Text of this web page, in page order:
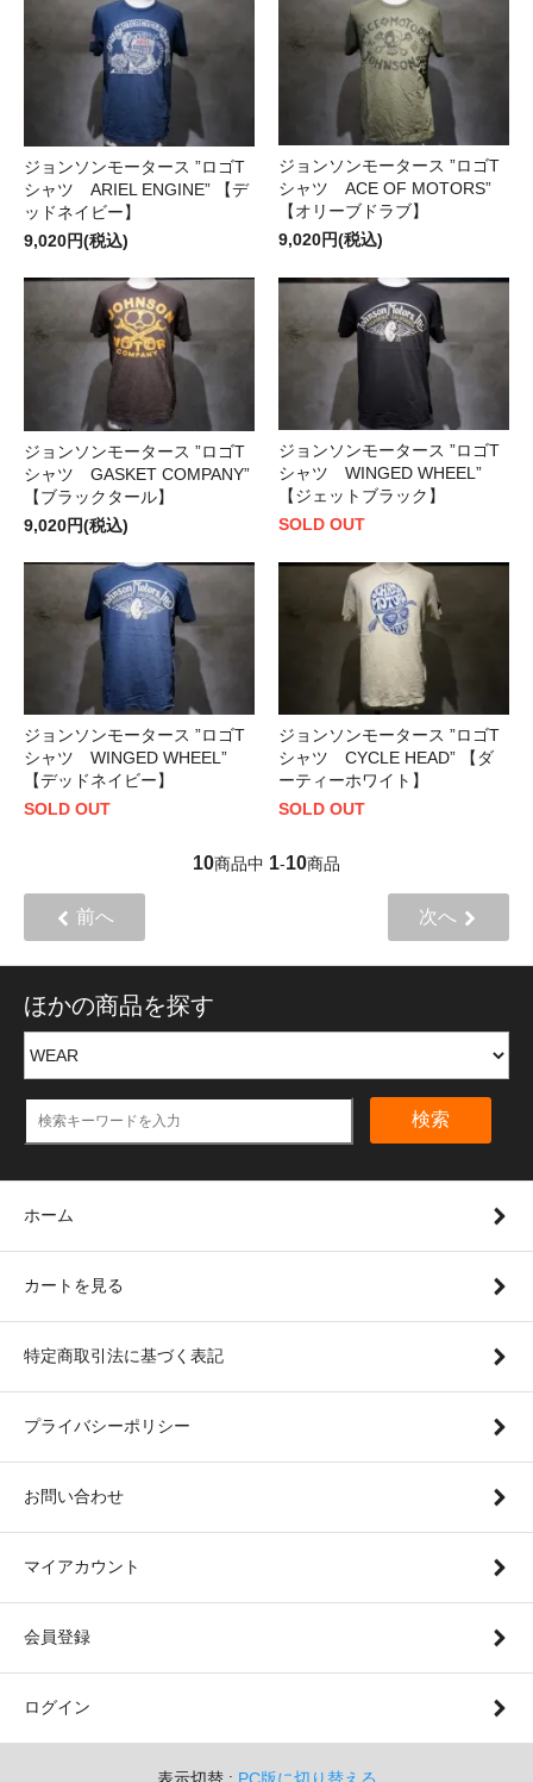
ジョンソンモータース ”ロゴT
シャツ ARIEL ENGINE” 【デ
ッドネイビー】
9,020円(税込)
ジョンソンモータース ”ロゴT
シャツ ACE OF MOTORS”
【オリーブドラブ】
9,020円(税込)
ジョンソンモータース ”ロゴT
シャツ GASKET COMPANY”
【ブラックタール】
9,020円(税込)
ジョンソンモータース ”ロゴT
シャツ WINGED WHEEL”
【ジェットブラック】
SOLD OUT
ジョンソンモータース ”ロゴT
シャツ WINGED WHEEL”
【デッドネイビー】
SOLD OUT
ジョンソンモータース ”ロゴT
シャツ CYCLE HEAD” 【ダ
ーティーホワイト】
SOLD OUT
10商品中 1-10商品
前へ 次へ
ほかの商品を探す
検索
ホーム
カートを見る
特定商取引法に基づく表記
プライバシーポリシー
お問い合わせ
マイアカウント
会員登録
ログイン
表示切替 : PC版に切り替える